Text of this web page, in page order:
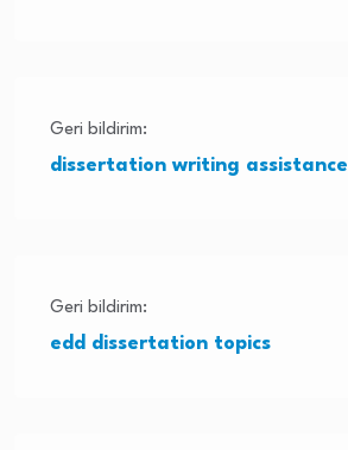
Geri bildirim:
dissertation writing assistance
Geri bildirim:
edd dissertation topics